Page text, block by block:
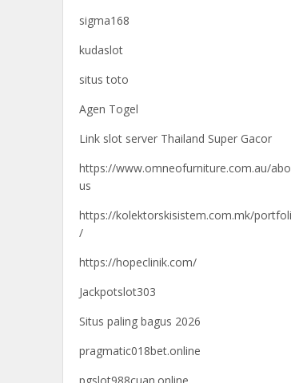
sigma168
kudaslot
situs toto
Agen Togel
Link slot server Thailand Super Gacor
https://www.omneofurniture.com.au/
us
https://kolektorskisistem.com.mk/
/
https://hopeclinik.com/
Jackpotslot303
Situs paling bagus 2026
pragmatic018bet.online